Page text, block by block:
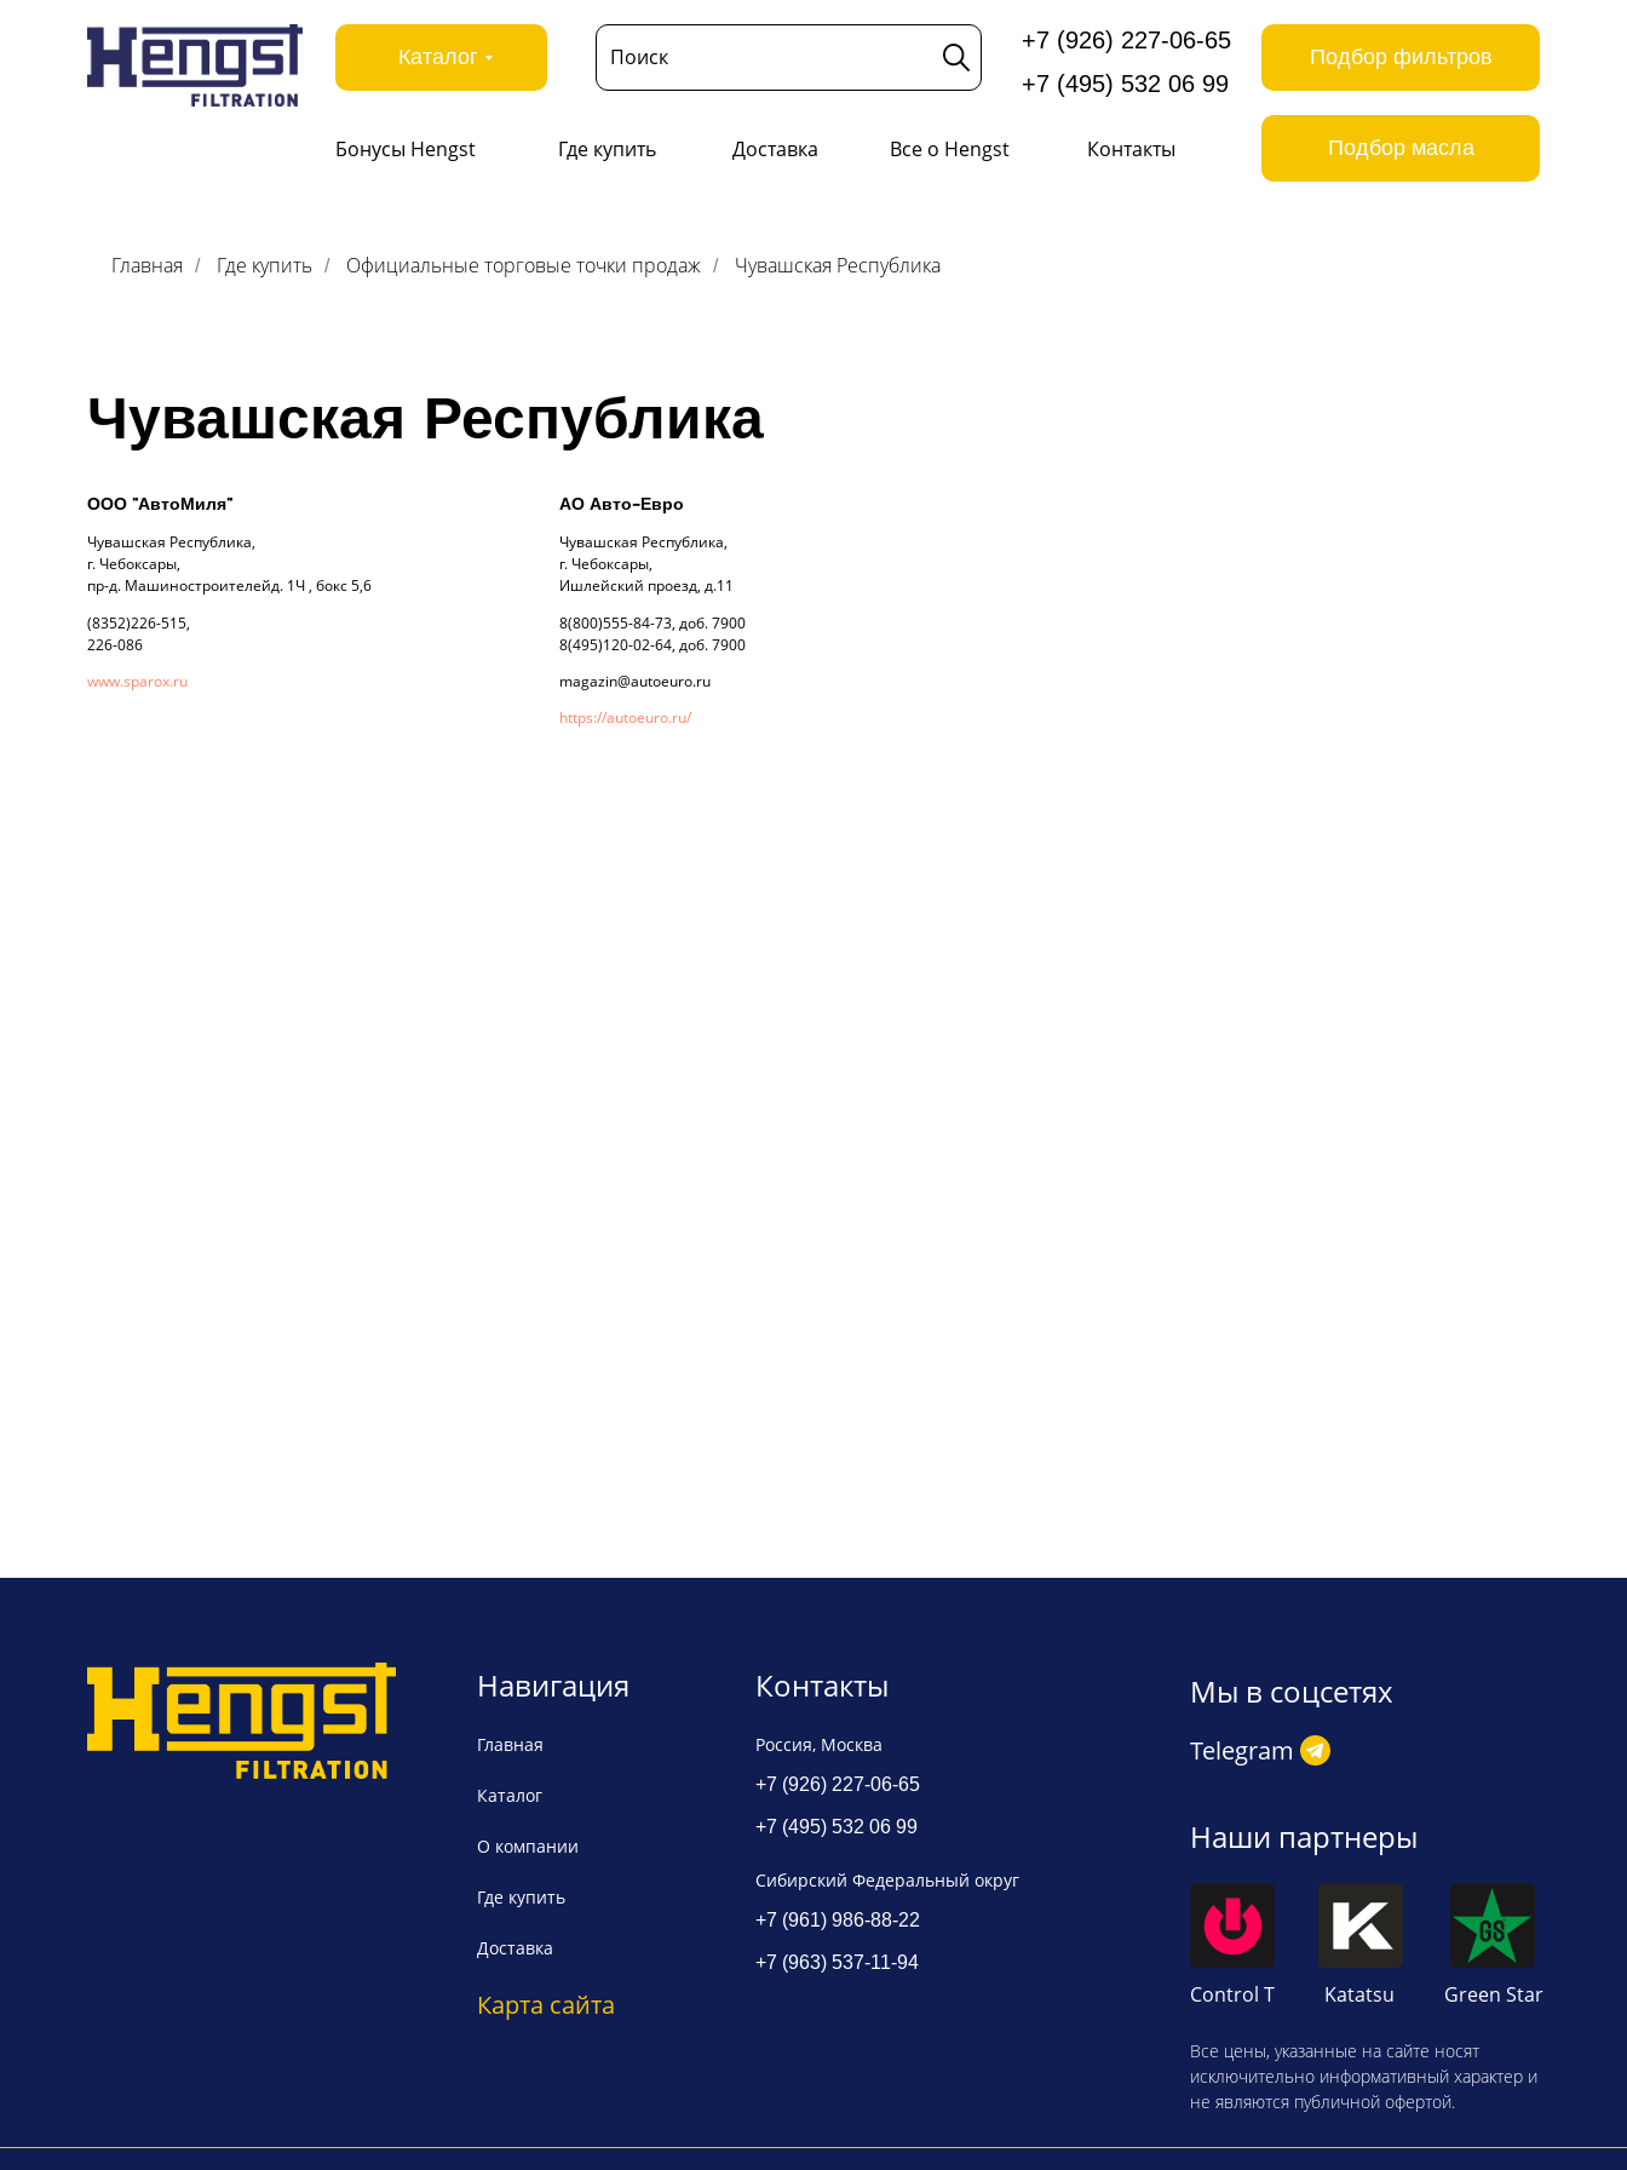
Контакты
Бонусы Hengst Где купить Доставка Все о Hengst
Подбор фильтров
Подбор масла
Каталог
+7 (926) 227-06-65
+7 (495) 532 06 99
Поиск
Главная / Где купить / Официальные торговые точки продаж / Чувашская Республика
Чувашская Республика
ООО "АвтоМиля"
Чувашская Республика,
г. Чебоксары,
пр-д. Машиностроителейд. 1Ч , бокс 5,6
(8352)226-515,
226-086
www.sparox.ru
АО Авто-Евро
Чувашская Республика,
г. Чебоксары,
Ишлейский проезд, д.11
8(800)555-84-73, доб. 7900
8(495)120-02-64, доб. 7900
magazin@autoeuro.ru
https://autoeuro.ru/
Все цены, указанные на сайте носят
исключительно информативный характер и
не являются публичной офертой.
Навигация
Главная
О компании
Каталог
Где купить
Карта сайта
Доставка
Мы в соцсетях
Telegram
Control T Katatsu Green Star
Наши партнеры
Контакты
+7 (963) 537-11-94
+7 (961) 986-88-22
Сибирский Федеральный округ
+7 (926) 227-06-65
+7 (495) 532 06 99
Россия, Москва